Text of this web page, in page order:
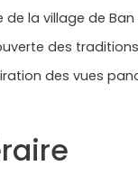
de la village de Ban
des
des vues